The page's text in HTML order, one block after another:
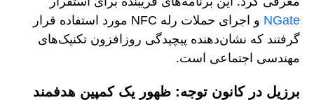
NGate
و اجرای حملات رله NFC مورد استفاده قرار
گرفتند که نشان‌دهنده پیچیدگی روزافزون تکنیک‌های
مهندسی اجتماعی است.
برزیل در کانون توجه: ظهور یک کمپین هدفمند